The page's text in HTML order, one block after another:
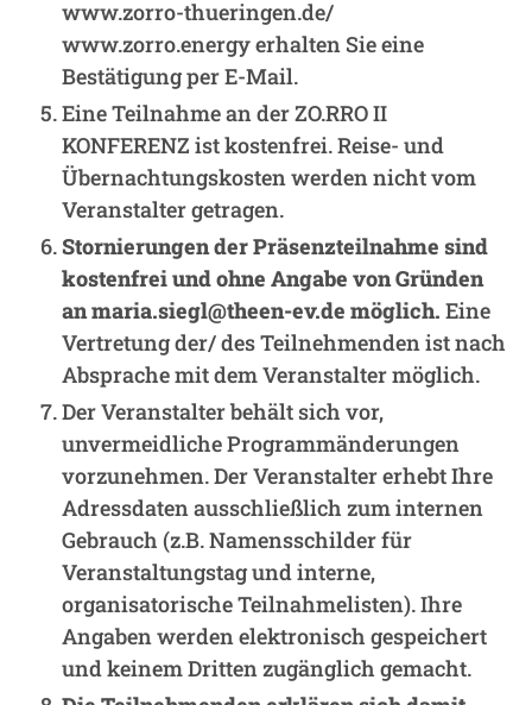
www.zorro-thueringen.de/
www.zorro.energy erhalten Sie eine
Bestätigung per E-Mail.
Eine Teilnahme an der ZO.RRO II
KONFERENZ ist kostenfrei. Reise- und
Übernachtungskosten werden nicht vom
Veranstalter getragen.
Stornierungen der Präsenzteilnahme sind
kostenfrei und ohne Angabe von Gründen
an maria.siegl@theen-ev.de möglich. Eine
Vertretung der/ des Teilnehmenden ist nach
Absprache mit dem Veranstalter möglich.
Der Veranstalter behält sich vor,
unvermeidliche Programmänderungen
vorzunehmen. Der Veranstalter erhebt Ihre
Adressdaten ausschließlich zum internen
Gebrauch (z.B. Namensschilder für
Veranstaltungstag und interne,
organisatorische Teilnahmelisten). Ihre
Angaben werden elektronisch gespeichert
und keinem Dritten zugänglich gemacht.